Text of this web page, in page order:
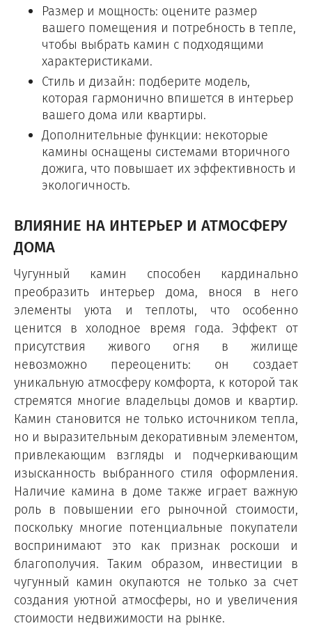
Размер и мощность: оцените размер
вашего помещения и потребность в тепле,
чтобы выбрать камин с подходящими
характеристиками.
Стиль и дизайн: подберите модель,
которая гармонично впишется в интерьер
вашего дома или квартиры.
Дополнительные функции: некоторые
камины оснащены системами вторичного
дожига, что повышает их эффективность и
экологичность.
ВЛИЯНИЕ НА ИНТЕРЬЕР И АТМОСФЕРУ
ДОМА
Чугунный камин способен кардинально
преобразить интерьер дома, внося в него
элементы уюта и теплоты, что особенно
ценится в холодное время года. Эффект от
присутствия живого огня в жилище
невозможно переоценить: он создает
уникальную атмосферу комфорта, к которой так
стремятся многие владельцы домов и квартир.
Камин становится не только источником тепла,
но и выразительным декоративным элементом,
привлекающим взгляды и подчеркивающим
изысканность выбранного стиля оформления.
Наличие камина в доме также играет важную
роль в повышении его рыночной стоимости,
поскольку многие потенциальные покупатели
воспринимают это как признак роскоши и
благополучия. Таким образом, инвестиции в
чугунный камин окупаются не только за счет
создания уютной атмосферы, но и увеличения
стоимости недвижимости на рынке.